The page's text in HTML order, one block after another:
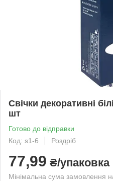
Свічки декоративні
шт
Готово до відправки
Код: s1-6
Роздріб
77,99 ₴/упаковка
Мінімальна сума замовлення